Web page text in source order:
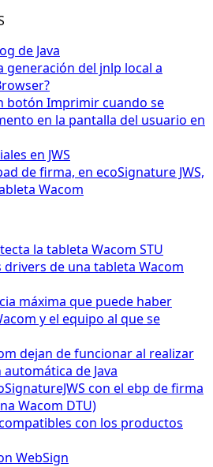
de Java
generación del jnlp local a
botón Imprimir cuando se
en la pantalla del usuario en
en JWS
de firma, en ecoSignature JWS,
Wacom
la tableta Wacom STU
de una tableta Wacom
máxima que puede haber
y el equipo al que se
dejan de funcionar al realizar
de Java
con el ebp de firma
Wacom DTU)
con los productos
WebSign